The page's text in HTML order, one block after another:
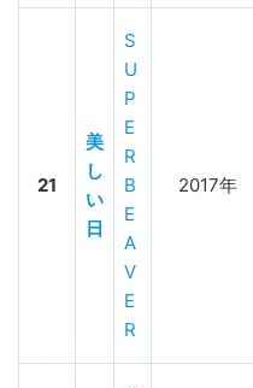
21
美
し
い
日
S
U
P
E
R
B
E
A
V
E
R
2017年